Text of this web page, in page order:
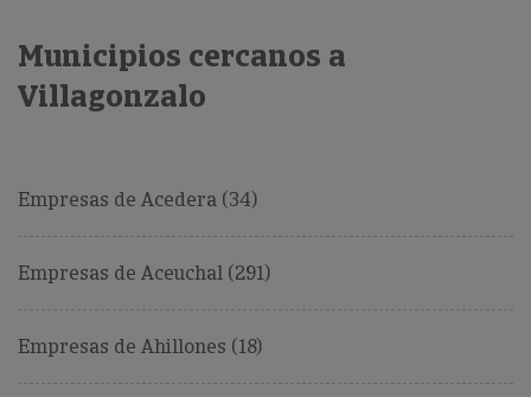
Municipios cercanos a
Villagonzalo
Empresas de Acedera (34)
Empresas de Aceuchal (291)
Empresas de Ahillones (18)